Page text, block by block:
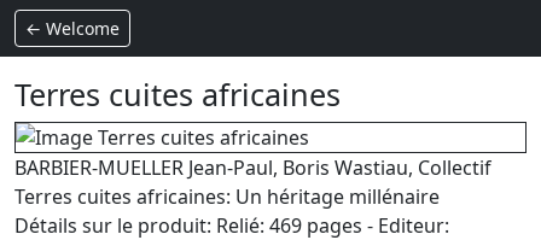
← Welcome
Terres cuites africaines
BARBIER-MUELLER Jean-Paul, Boris Wastiau, Collectif
Terres cuites africaines: Un héritage millénaire
Détails sur le produit: Relié: 469 pages - Editeur: